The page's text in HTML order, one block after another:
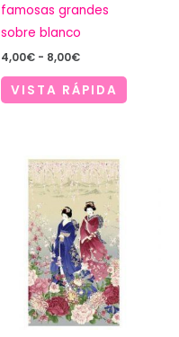
famosas grandes
sobre blanco
4,00€ - 8,00€Rango
precios:
desde
VISTA RÁPIDA